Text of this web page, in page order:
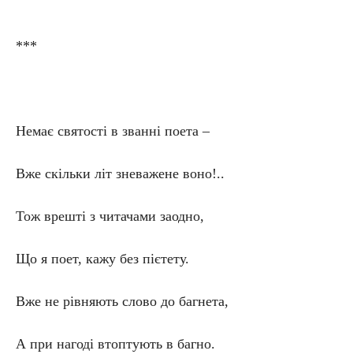
***
Немає святості в званні поета –
Вже скільки літ зневажене воно!..
Тож врешті з читачами заодно,
Що я поет, кажу без пієтету.
Вже не рівняють слово до багнета,
А при нагоді втоптують в багно.